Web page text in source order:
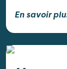
En savoir